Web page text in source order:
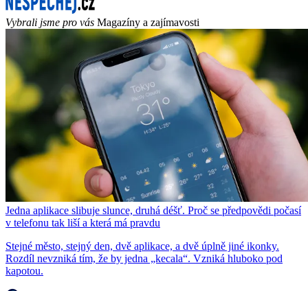
Vybrali jsme pro vás Magazíny a zajímavosti
Jedna aplikace slibuje slunce, druhá déšť. Proč se předpovědi počasí
v telefonu tak liší a která má pravdu
Stejné město, stejný den, dvě aplikace, a dvě úplně jiné ikonky.
Rozdíl nevzniká tím, že by jedna „kecala“. Vzniká hluboko pod
kapotou.